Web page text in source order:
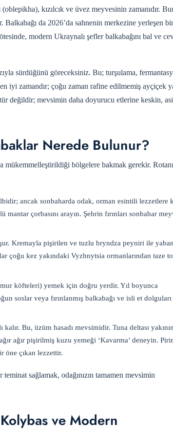
kızılcık ve üvez meyvesinin zamanıdır.
da 2026’da sahnenin merkezine yerleşen
modern Ukraynalı şefler balkabağını bal ve
sürdüğünü göreceksiniz. Bu; turşulama,
iyi zamandır; çoğu zaman rafine edilmemiş ayçiçek
değildir; mevsimin daha doyurucu etlerine keskin,
Nerede Bulunur?
bölgelere bakmak gerekir.
ancak sonbaharda odak, orman esintili lezzetlere
çorbasını arayın. Şehrin fırınları sonbahar
Kremayla pişirilen ve tuzlu bryndza peyniri ile
çoğu kez yakındaki Vyzhnytsia ormanlarından taze
köfteleri) yemek için doğru yerdir. Yıl boyunca
soslar veya fırınlanmış balkabağı ve isli et
Bu, üzüm hasadı mevsimidir. Tuna deltası
ağır pişirilmiş kuzu yemeği ‘Kavarma’ deneyin.
öne çıkan lezzettir.
teminat sağlamak, odağınızın tamamen mevsimin
ve Modern